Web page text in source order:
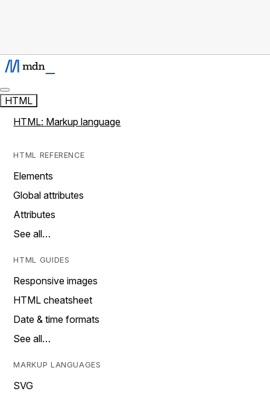
HTML
HTML: Markup language
HTML REFERENCE
Elements
Global attributes
Attributes
See all…
HTML GUIDES
Responsive images
HTML cheatsheet
Date & time formats
See all…
MARKUP LANGUAGES
SVG